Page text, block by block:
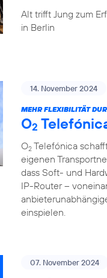
Alt trifft Jung zum
in Berlin
14. November 2024
MEHR FLEXIBILITÄT
O2
O2 Telefónica
eigenen
dass Soft- und
IP-Router –
einspielen.
07. November 2024